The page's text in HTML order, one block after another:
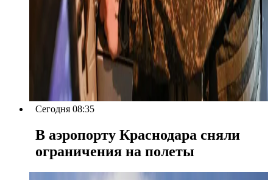
Сегодня 08:35
В аэропорту Краснодара сняли
ограничения на полеты